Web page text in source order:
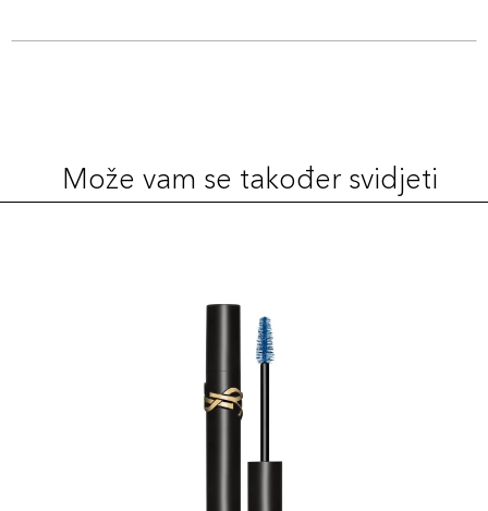
Može vam se također svidjeti